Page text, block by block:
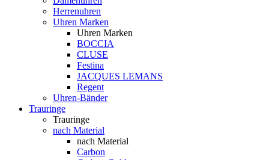
Herrenuhren
Uhren Marken
Uhren Marken
BOCCIA
CLUSE
Festina
JACQUES LEMANS
Regent
Uhren-Bänder
Trauringe
Trauringe
nach Material
nach Material
Carbon